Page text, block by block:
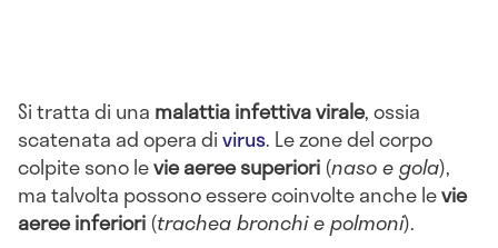
Si tratta di una malattia infettiva virale, ossia
scatenata ad opera divirus. Le zone del corpo
colpite sono levie aeree superiori(naso e gola),
ma talvolta possono essere coinvolte anche levie
aeree inferiori(trachea bronchi e polmoni).